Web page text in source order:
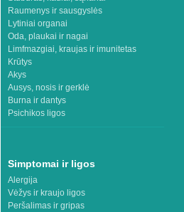
Raumenys ir sausgyslės
Lytiniai organai
Oda, plaukai ir nagai
Limfmazgiai, kraujas ir imunitetas
Krūtys
Akys
Ausys, nosis ir gerklė
Burna ir dantys
Psichikos ligos
Simptomai ir ligos
Alergija
Vėžys ir kraujo ligos
Peršalimas ir gripas